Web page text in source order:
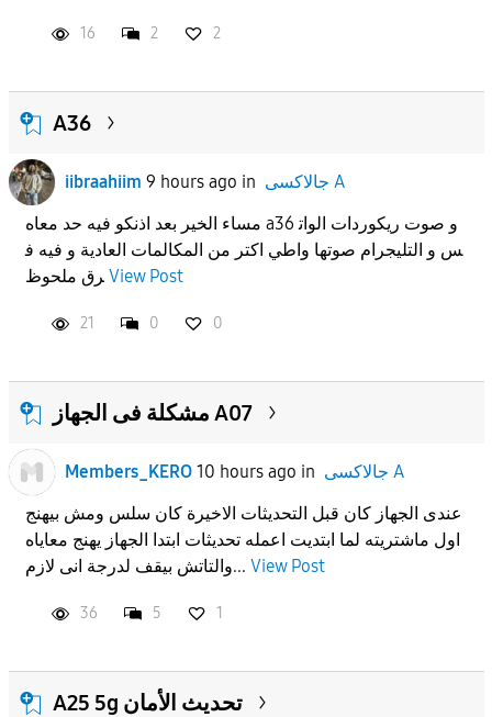
16 2 2
A36
iibraahiim 9 hours ago in
جالاكسى A
مساء الخير بعد اذنكو فيه حد معاه a36 و صوت ريكوردات الوات
س و التليجرام صوتها واطي اكتر من المكالمات العادية و فيه ف
رق ملحوظ View Post
21 0 0
مشكلة فى الجهاز A07
Members_KERO 10 hours ago in
جالاكسى A
عندى الجهاز كان قبل التحديثات الاخيرة كان سلس ومش بيهنج
اول ماشتريته لما ابتديت اعمله تحديثات ابتدا الجهاز يهنج معاياه
والتاتش بيقف لدرجة انى لازم... View Post
36 5 1
A25 5g تحديث الأمان